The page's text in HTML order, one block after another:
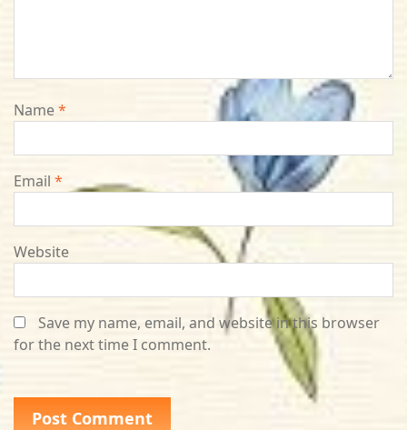
Name*
Email *
Website
Save my name, email, and website in this browser
for the next time I comment.